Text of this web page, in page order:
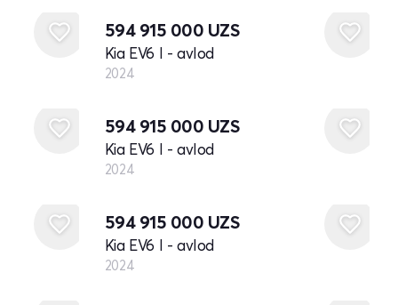
594 915 000 UZS
Kia EV6 I - avlod
2024
594 915 000 UZS
Kia EV6 I - avlod
2024
594 915 000 UZS
Kia EV6 I - avlod
2024